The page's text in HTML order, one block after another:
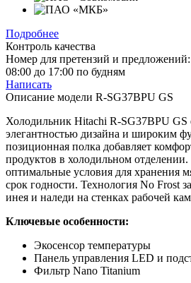
Подробнее
Контроль качества
Номер для претензий и предложений:
08:00 до 17:00 по будням
Написать
Описание модели R-SG37BPU GS
Холодильник Hitachi R-SG37BPU GS
элегантностью дизайна и широким
позиционная полка добавляет
продуктов в холодильном отделении.
оптимальные условия для хранения
срок годности. Технология No Frost
инея и наледи на стенках рабочей
Ключевые особенности:
Экосенсор температуры
Панель управления LED и
Фильтр Nano Titanium